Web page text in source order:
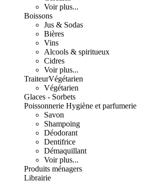
Voir plus...
Boissons
Jus & Sodas
Bières
Vins
Alcools & spiritueux
Cidres
Voir plus...
TraiteurVégétarien
Végétarien
Glaces - Sorbets
Poissonnerie Hygiène et parfumerie
Savon
Shampoing
Déodorant
Dentifrice
Démaquillant
Voir plus...
Produits ménagers
Librairie